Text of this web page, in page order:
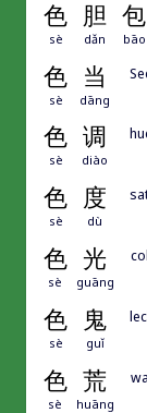
色 胆 包
sè dǎn bāo
色 当
sè dāng
色 调
sè diào
色 度
sè dù
色 光
sè guāng
色 鬼
sè guǐ
色 荒
sè huāng